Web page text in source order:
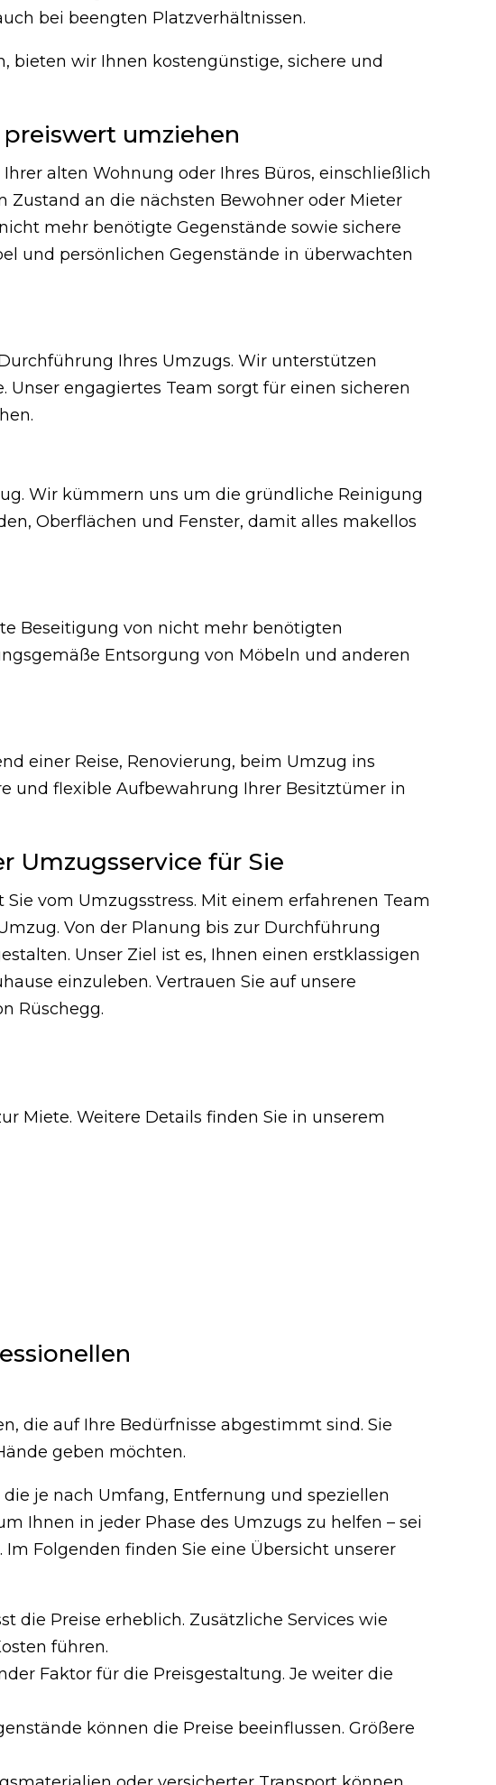
bei beengten Platzverhältnissen.
bieten wir Ihnen kostengünstige, sichere und
umziehen
alten Wohnung oder Ihres Büros, einschließlich
Zustand an die nächsten Bewohner oder Mieter
mehr benötigte Gegenstände sowie sichere
und persönlichen Gegenstände in überwachten
Ihres Umzugs. Wir unterstützen
engagiertes Team sorgt für einen sicheren
Wir kümmern uns um die gründliche Reinigung
Oberflächen und Fenster, damit alles makellos
Beseitigung von nicht mehr benötigten
Entsorgung von Möbeln und anderen
einer Reise, Renovierung, beim Umzug ins
und flexible Aufbewahrung Ihrer Besitztümer in
Umzugsservice für Sie
vom Umzugsstress. Mit einem erfahrenen Team
Von der Planung bis zur Durchführung
Unser Ziel ist es, Ihnen einen erstklassigen
einzuleben. Vertrauen Sie auf unsere
Rüschegg.
Miete. Weitere Details finden Sie in unserem
die auf Ihre Bedürfnisse abgestimmt sind. Sie
geben möchten.
je nach Umfang, Entfernung und speziellen
Ihnen in jeder Phase des Umzugs zu helfen – sei
Folgenden finden Sie eine Übersicht unserer
die Preise erheblich. Zusätzliche Services wie
führen.
Faktor für die Preisgestaltung. Je weiter die
können die Preise beeinflussen. Größere